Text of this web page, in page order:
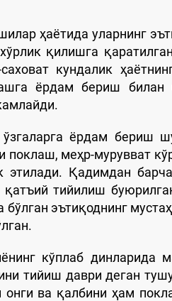
ҳаётида уларнинг
қилишга
кундалик
ёрдам бериш
ёрдам бериш
поклаш, меҳр-мурувват
этилади. Қадимдан
тийилиш
бўлган эътиқоднинг
кўплаб динларида
тийиш даври деган
онги ва қалбини ҳам